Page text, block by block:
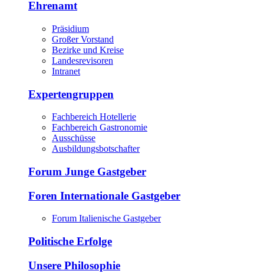
Ehrenamt
Präsidium
Großer Vorstand
Bezirke und Kreise
Landesrevisoren
Intranet
Expertengruppen
Fachbereich Hotellerie
Fachbereich Gastronomie
Ausschüsse
Ausbildungsbotschafter
Forum Junge Gastgeber
Foren Internationale Gastgeber
Forum Italienische Gastgeber
Politische Erfolge
Unsere Philosophie